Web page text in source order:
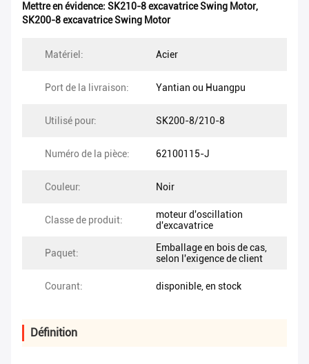
Mettre en évidence: SK210-8 excavatrice Swing Motor,
SK200-8 excavatrice Swing Motor
Matériel: Acier
Port de la livraison: Yantian ou Huangpu
Utilisé pour: SK200-8/210-8
Numéro de la pièce: 62100115-J
Couleur: Noir
Classe de produit:
moteur d'oscillation
d'excavatrice
Paquet:
Emballage en bois de cas,
selon l'exigence de client
Courant: disponible, en stock
Définition